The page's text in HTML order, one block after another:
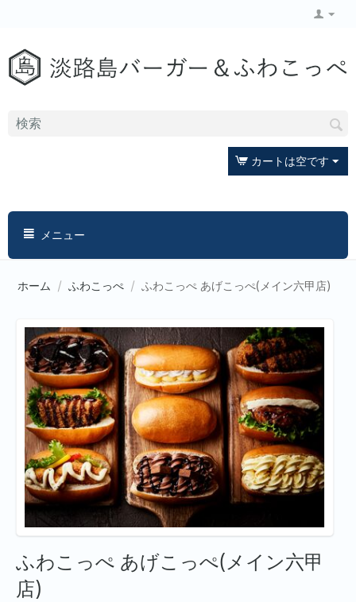
カートは空です
メニュー
ホーム / ふわこっぺ / ふわこっぺ あげこっぺ(メイン六甲店)
ふわこっぺ あげこっぺ(メイン六甲
店)